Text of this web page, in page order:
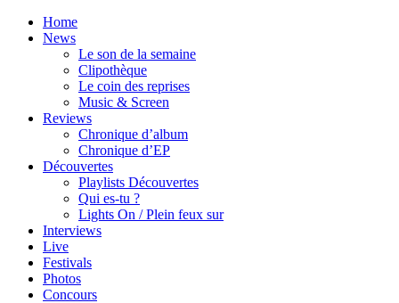
Home
News
Le son de la semaine
Clipothèque
Le coin des reprises
Music & Screen
Reviews
Chronique d’album
Chronique d’EP
Découvertes
Playlists Découvertes
Qui es-tu ?
Lights On / Plein feux sur
Interviews
Live
Festivals
Photos
Concours